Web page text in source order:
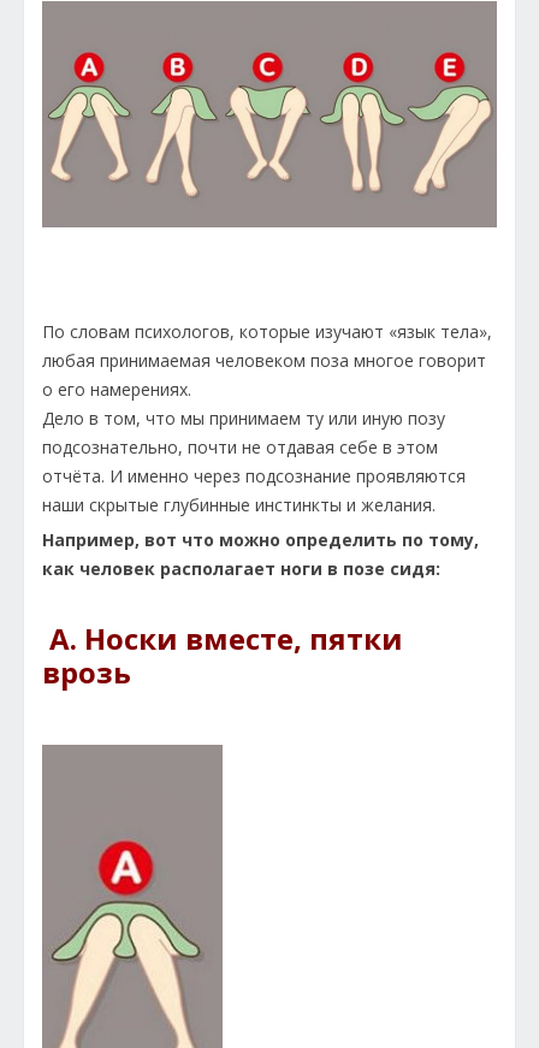
По словам психологов, которые изучают «язык тела»,
любая принимаемая человеком поза многое говорит
о его намерениях.
Дело в том, что мы принимаем ту или иную позу
подсознательно, почти не отдавая себе в этом
отчёта. И именно через подсознание проявляются
наши скрытые глубинные инстинкты и желания.
Например, вот что можно определить по тому,
как человек располагает ноги в позе сидя:
A. Носки вместе, пятки
врозь